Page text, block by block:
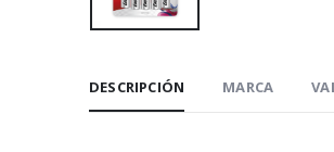
DESCRIPCIÓN MARCA